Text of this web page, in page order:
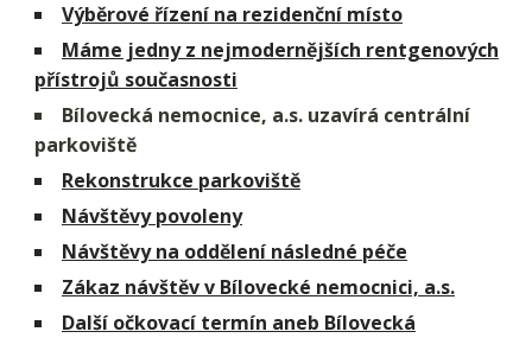
Výběrové řízení na rezidenční místo
Máme jedny z nejmodernějších rentgenových
přístrojů současnosti
Bílovecká nemocnice, a.s. uzavírá centrální
parkoviště
Rekonstrukce parkoviště
Návštěvy povoleny
Návštěvy na oddělení následné péče
Zákaz návštěv v Bílovecké nemocnici, a.s.
Další očkovací termín aneb Bílovecká